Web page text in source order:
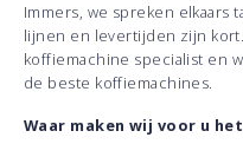
Immers, we spreken elkaars
lijnen en levertijden zijn
koffiemachine specialist en
de beste koffiemachines.
Waar maken wij voor u